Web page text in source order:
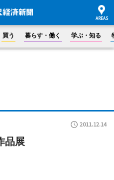
買う 暮らす・働く 学ぶ・知る
2011.12.14
品展